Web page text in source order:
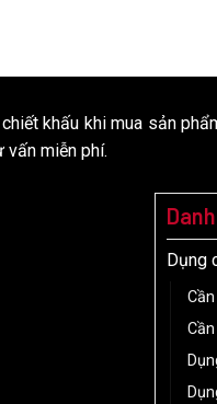
khấu khi mua sản
miễn phí.
Dụng